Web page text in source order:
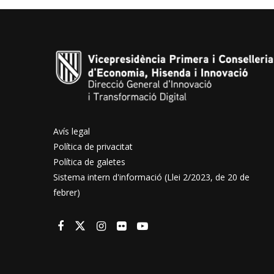
Avís legal
Política de privacitat
Política de galetes
Sistema intern d'informació (Llei 2/2023, de 20 de
febrer)